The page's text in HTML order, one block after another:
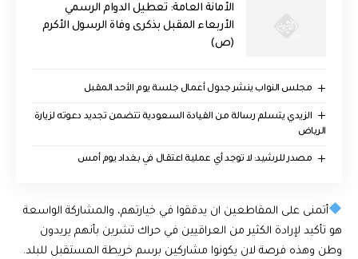
الأمانة العامة: تعطيل الدوام الرسمي
الأربعاء المقبل بذكرى وفاة الرسول الأكرم
(ص)
مجلس النواب ينشر جدول أعمال جلسة يوم الأحد المقبل
الزيدي يتسلم رسالة من القيادة السعودية تتضمن تجديد دعوته لزيارة
الرياض
مصدر للرشيد: لا توجد أي عملية اعتقال في بغداد يوم أمس
أتمنى على المقاطعين ان يدققوا في خيارتهم، والمشاركة الواسعة
هو تأكيد لإرادة الكثير من العراقيين في حراك تشرين بأنهم يريدون
وطن وهذه فرصة لان يكونوا مشاركين برسم خريطة المستقبل للبلد.